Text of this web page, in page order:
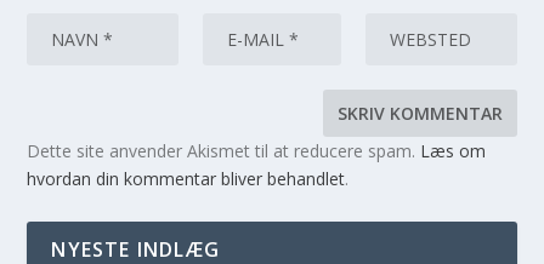
Dette site anvender Akismet til at reducere spam. Læs om
hvordan din kommentar bliver behandlet.
NYESTE INDLÆG